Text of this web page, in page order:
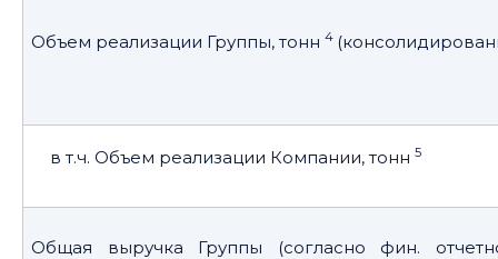
Объем реализации Группы, тонн 4
в т.ч. Объем реализации Компании, тонн 5
Общая выручка Группы (согласно фин.